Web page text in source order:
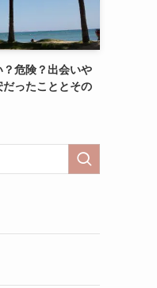
危険？出会いや
ったこととその